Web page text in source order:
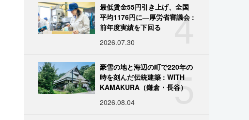
4
最低賃金55円引き上げ、全国
平均1176円に―厚労省審議会 :
前年度実績を下回る
2026.07.30
5
豪雪の地と海辺の町で220年の
時を刻んだ伝統建築 : WITH
KAMAKURA（鎌倉・長谷）
2026.08.04